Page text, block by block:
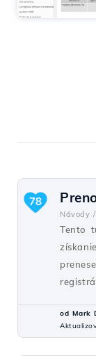
Návody /
Tento
78
od Mark